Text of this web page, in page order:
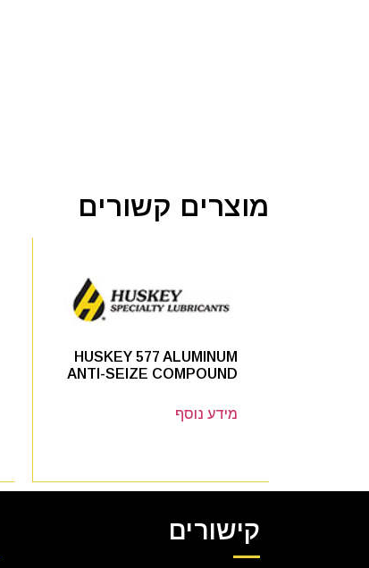
מוצרים קשורים
HUSKEY 577 ALUMINUM
ANTI-SEIZE COMPOUND
מידע נוסף
קישורים